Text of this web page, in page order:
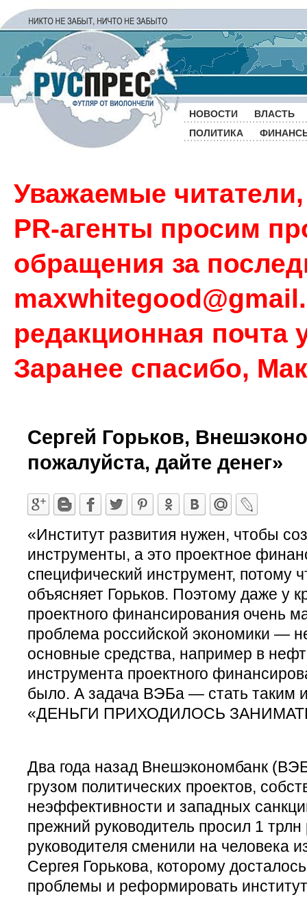
НОВОСТИ
ВЛАСТЬ
ПОЛИТИКА
Уважаемые
PR-агенты просим
обращения за
редакционная почта
Заранее спасибо,
Сергей Горьков,
пожалуйста, дайте денег»
«Институт развития нужен, чтобы
инструменты, а это проектное
специфический инструмент, потому
объясняет Горьков. Поэтому даже у
проектного финансирования очень
проблема российской экономики —
основные средства, например в
инструмента проектного
было. А задача ВЭБа — стать таким
«ДЕНЬГИ ПРИХОДИЛОСЬ
Два года назад Внешэкономбанк
грузом политических проектов,
неэффективности и западных
прежний руководитель просил 1 трлн
руководителя сменили на человека
Сергея Горькова, которому
проблемы и реформировать